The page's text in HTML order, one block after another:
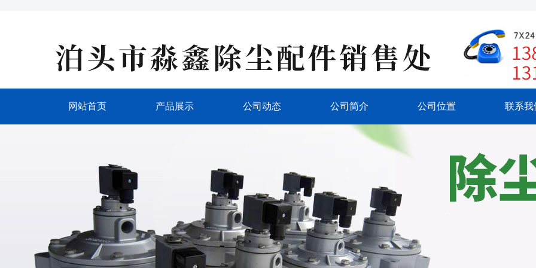
网站首页 产品展示 公司动态 公司简介 公司位置 联系我